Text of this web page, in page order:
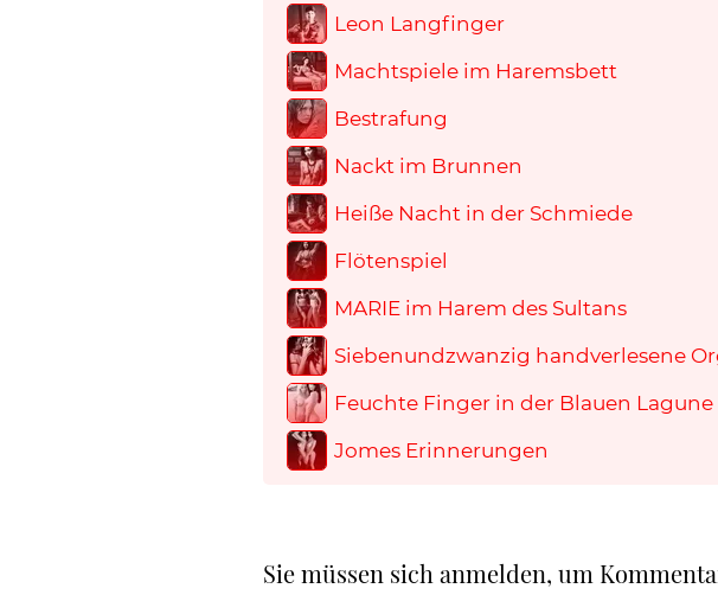
Leon Langfinger
Machtspiele im Haremsbett
Bestrafung
Nackt im Brunnen
Heiße Nacht in der Schmiede
Flötenspiel
MARIE im Harem des Sultans
Siebenundzwanzig handverlesene
Feuchte Finger in der Blauen Lagune
Jomes Erinnerungen
Sie müssen sich anmelden, um